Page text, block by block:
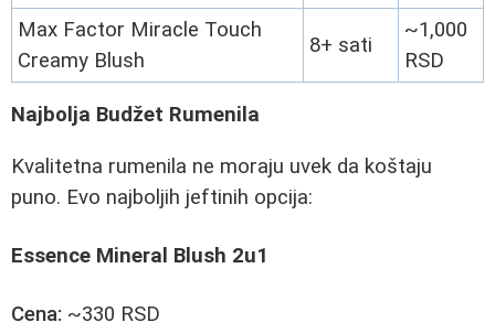
Max Factor Miracle Touch
Creamy Blush
8+ sati
~1,000
RSD
Najbolja Budžet Rumenila
Kvalitetna rumenila ne moraju uvek da koštaju
puno. Evo najboljih jeftinih opcija:
Essence Mineral Blush 2u1
Cena: ~330 RSD